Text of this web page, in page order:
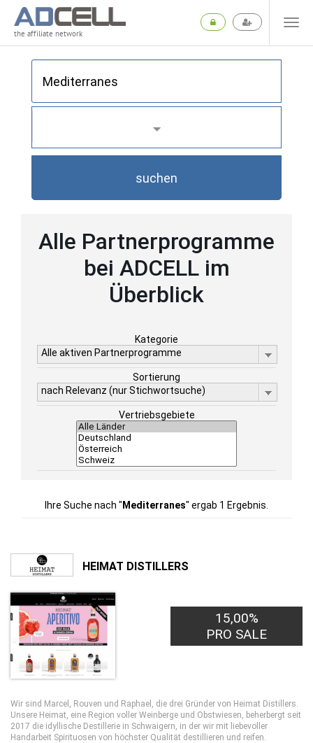
the affiliate network
suchen
Alle Partnerprogramme
bei ADCELL im
Überblick
Kategorie
Alle aktiven Partnerprogramme
Sortierung
nach Relevanz (nur Stichwortsuche)
Vertriebsgebiete
Ihre Suche nach " Mediterranes" ergab 1 Ergebnis.
HEIMAT DISTILLERS
15,00%
PRO SALE
Wir sind Marcel, Rouven und Raphael, die drei Gründer von Heimat Distillers.
Unsere Heimat, eine Region voller Weinberge und Obstwiesen, beherbergt seit
2017 die idyllische Destillerie in Schwaigern, in der wir mit liebevoller
Handarbeit Spirituosen von höchster Qualität destillieren und reifen.